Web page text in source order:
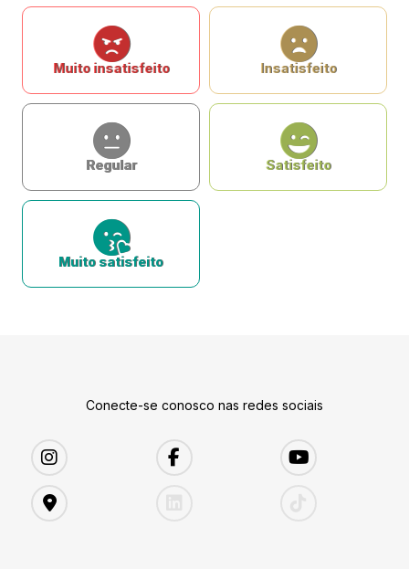
Muito insatisfeito Insatisfeito
Regular Satisfeito
Muito satisfeito
Conecte-se conosco nas redes sociais